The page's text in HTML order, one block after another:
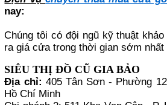
nay:
Chúng tôi có đội ngũ kỹ thuật
ra giá cửa trong thời gian sớm nhất
SIÊU THỊ ĐỒ CŨ GIA BẢO
Địa chỉ: 405 Tân Sơn - Phường
Hồ Chí Minh